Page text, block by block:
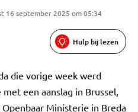
16 september 2025 om 05:34
Hulp bij lezen
die vorige week werd
een aanslag in Brussel,
Ministerie in Breda